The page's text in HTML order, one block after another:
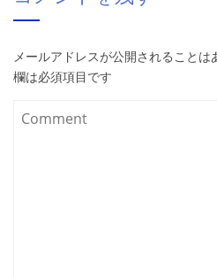
メールアドレスが公開されることは
欄は必須項目です